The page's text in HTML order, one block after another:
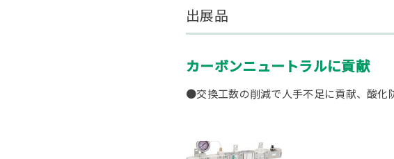
出展品
カーボンニュートラルに貢献
●交換工数の削減で人手不足に貢献、酸化